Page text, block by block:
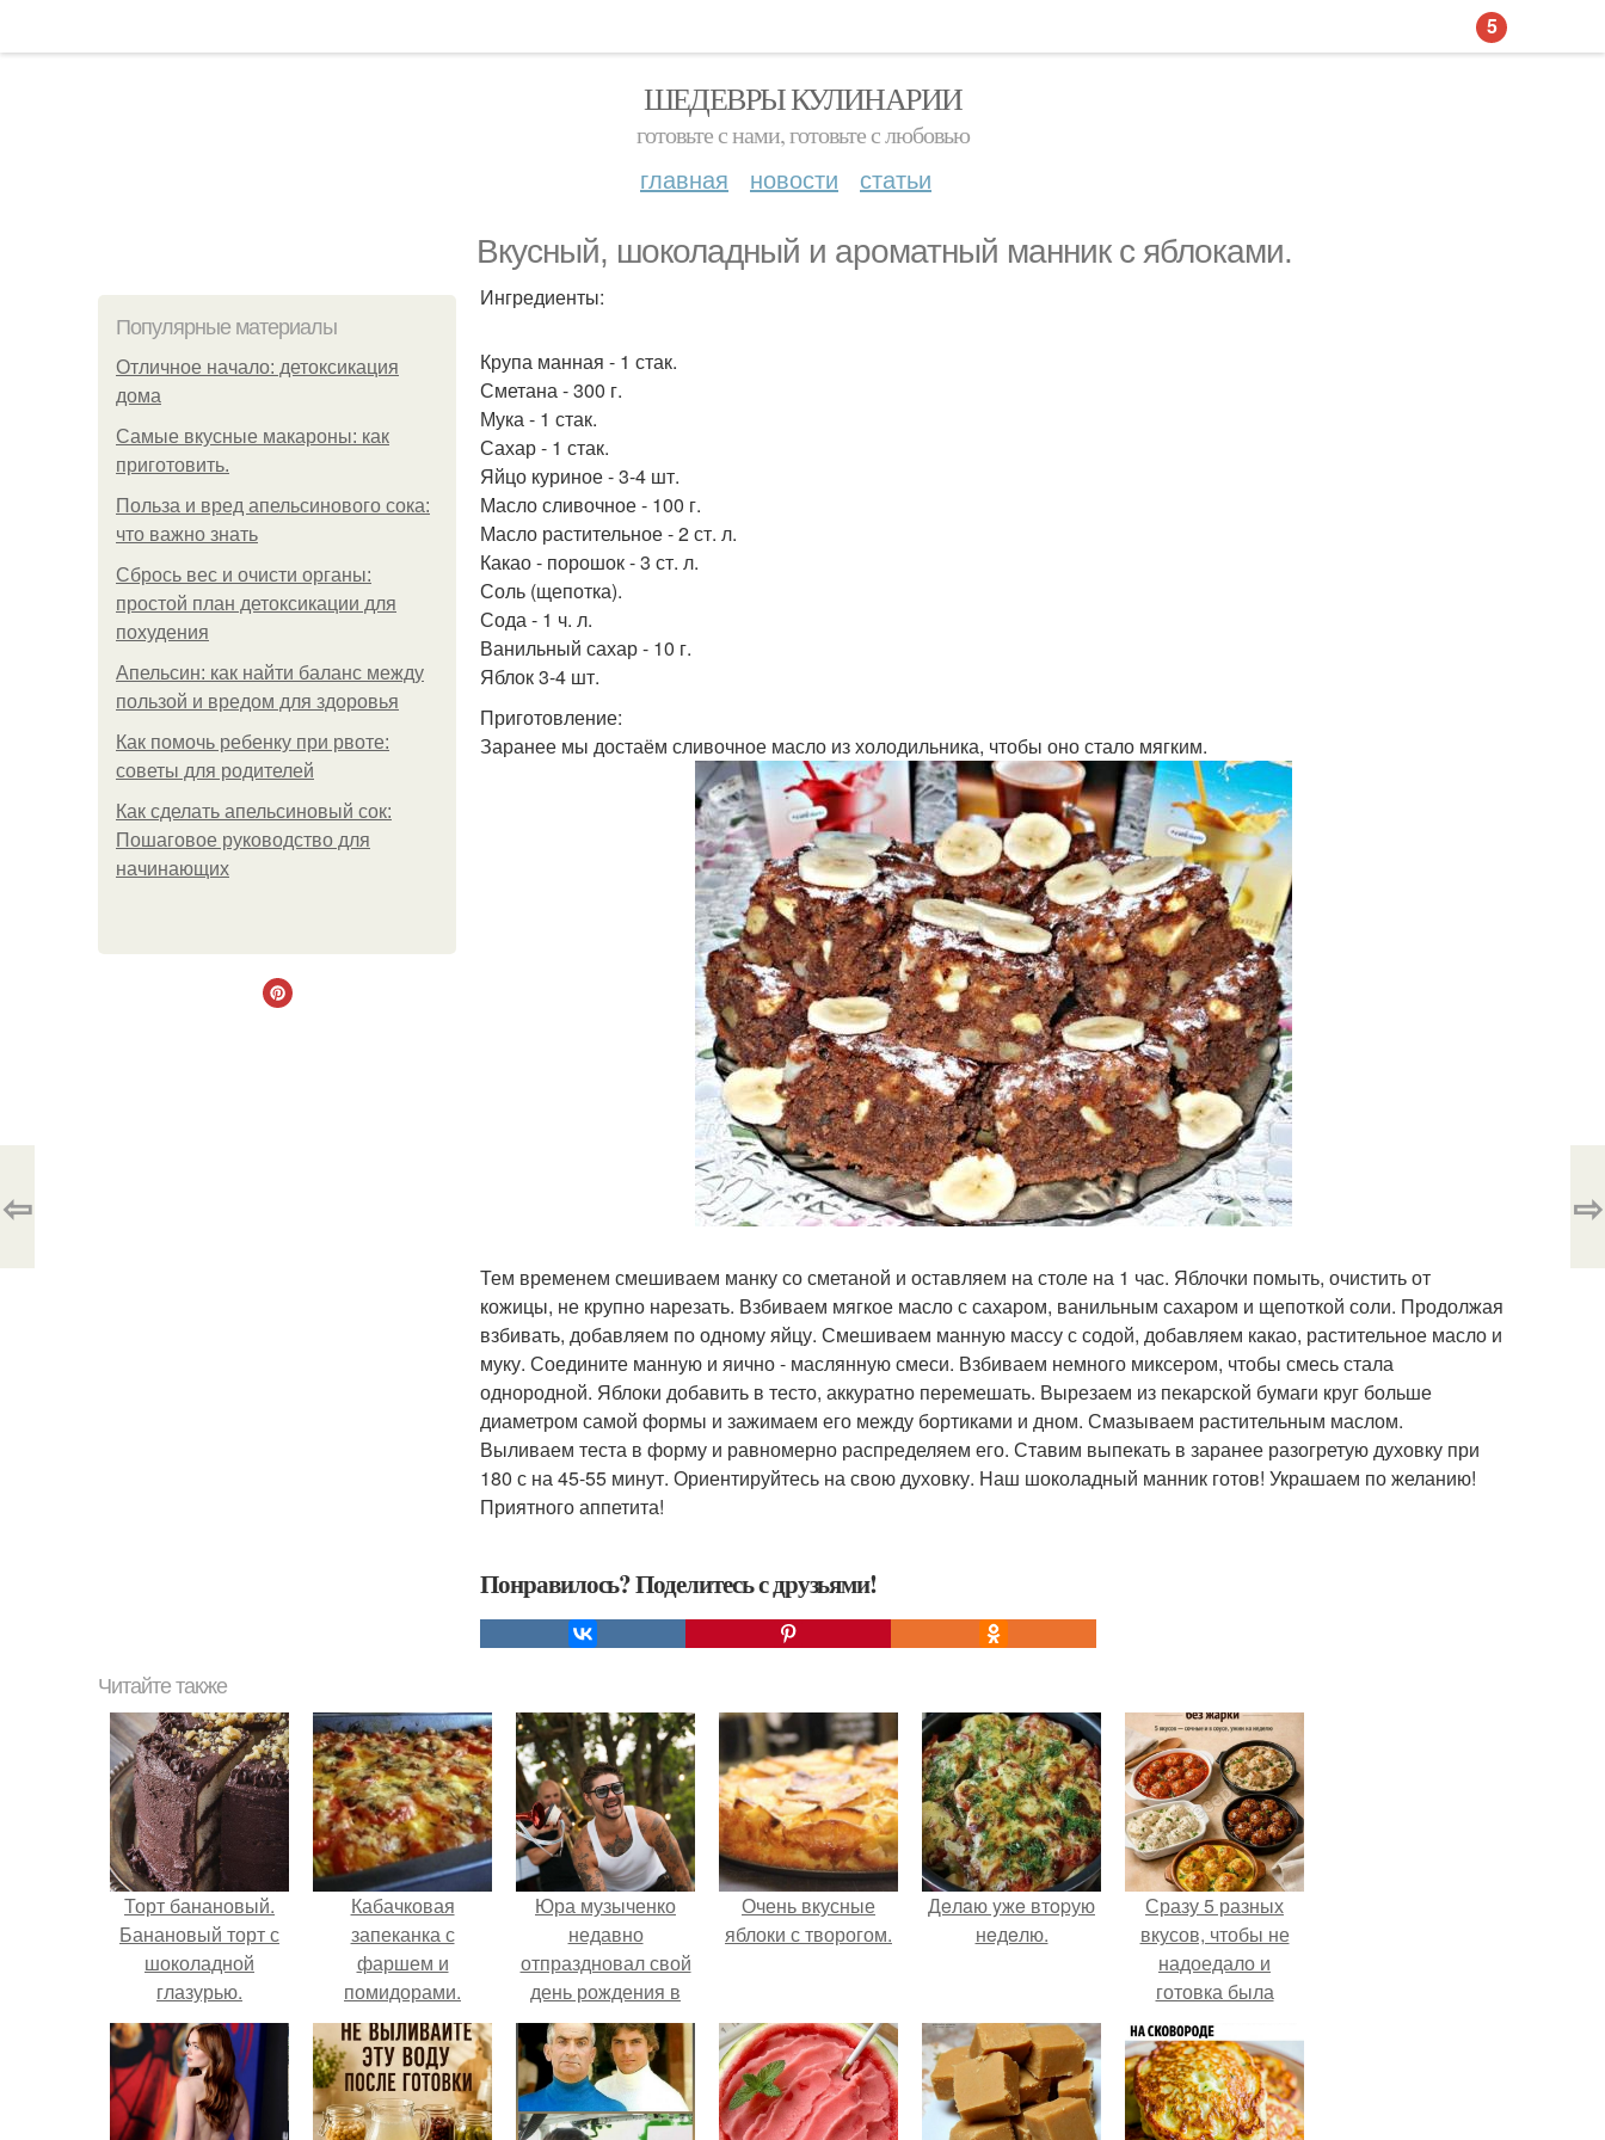
ШЕДЕВРЫ КУЛИНАРИИ
готовьте с нами, готовьте с любовью
главная новости статьи
Вкусный, шоколадный и ароматный манник с яблоками.
Популярные материалы
Отличное начало: детоксикация
дома
Самые вкусные макароны: как
приготовить.
Польза и вред апельсинового сока:
что важно знать
Сбрось вес и очисти органы:
простой план детоксикации для
похудения
Апельсин: как найти баланс между
пользой и вредом для здоровья
Как помочь ребенку при рвоте:
советы для родителей
Как сделать апельсиновый сок:
Пошаговое руководство для
начинающих
Ингредиенты:
Крупа манная - 1 стак.
Сметана - 300 г.
Мука - 1 стак.
Сахар - 1 стак.
Яйцо куриное - 3-4 шт.
Масло сливочное - 100 г.
Масло растительное - 2 ст. л.
Какао - порошок - 3 ст. л.
Соль (щепотка).
Сода - 1 ч. л.
Ванильный сахар - 10 г.
Яблок 3-4 шт.
Приготовление:
Заранее мы достаём сливочное масло из холодильника, чтобы оно стало мягким.
Тем временем смешиваем манку со сметаной и оставляем на столе на 1 час. Яблочки помыть, очистить от
кожицы, не крупно нарезать. Взбиваем мягкое масло с сахаром, ванильным сахаром и щепоткой соли. Продолжая
взбивать, добавляем по одному яйцу. Смешиваем манную массу с содой, добавляем какао, растительное масло и
муку. Соедините манную и яично - маслянную смеси. Взбиваем немного миксером, чтобы смесь стала
однородной. Яблоки добавить в тесто, аккуратно перемешать. Вырезаем из пекарской бумаги круг больше
диаметром самой формы и зажимаем его между бортиками и дном. Смазываем растительным маслом.
Выливаем теста в форму и равномерно распределяем его. Ставим выпекать в заранее разогретую духовку при
180 с на 45-55 минут. Ориентируйтесь на свою духовку. Наш шоколадный манник готов! Украшаем по желанию!
Приятного аппетита!
Понравилось? Поделитесь с друзьями!
⇦ ⇨
Читайте также
Торт банановый.
Банановый торт с
шоколадной
глазурью.
Кабачковая
запеканка с
фаршем и
помидорами.
Юра музыченко
недавно
отпраздновал свой
день рождения в
кругу самых
близких и родных
людей.
Очень вкусные
яблоки с творогом.
Дeлaю yжe втopую
нeдeлю.
Сразу 5 разных
вкусов, чтобы не
надоедало и
готовка была
проще.
5